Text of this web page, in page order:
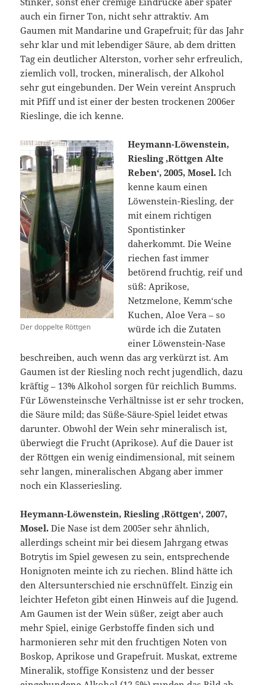
auch ein firner Ton, nicht sehr attraktiv. Am
Gaumen mit Mandarine und Grapefruit; für das Jahr
sehr klar und mit lebendiger Säure, ab dem dritten
Tag ein deutlicher Alterston, vorher sehr erfreulich,
ziemlich voll, trocken, mineralisch, der Alkohol
sehr gut eingebunden. Der Wein vereint Anspruch
mit Pfiff und ist einer der besten trockenen 2006er
Rieslinge, die ich kenne.
Der doppelte Röttgen
Heymann-Löwenstein,
Riesling ‚Röttgen Alte
Reben‘, 2005, Mosel. Ich
kenne kaum einen
Löwenstein-Riesling, der
mit einem richtigen
Spontistinker
daherkommt. Die Weine
riechen fast immer
betörend fruchtig, reif und
süß: Aprikose,
Netzmelone, Kemm‘sche
Kuchen, Aloe Vera – so
würde ich die Zutaten
einer Löwenstein-Nase
beschreiben, auch wenn das arg verkürzt ist. Am
Gaumen ist der Riesling noch recht jugendlich, dazu
kräftig – 13% Alkohol sorgen für reichlich Bumms.
Für Löwensteinsche Verhältnisse ist er sehr trocken,
die Säure mild; das Süße-Säure-Spiel leidet etwas
darunter. Obwohl der Wein sehr mineralisch ist,
überwiegt die Frucht (Aprikose). Auf die Dauer ist
der Röttgen ein wenig eindimensional, mit seinem
sehr langen, mineralischen Abgang aber immer
noch ein Klasseriesling.
Heymann-Löwenstein, Riesling ‚Röttgen‘, 2007,
Mosel. Die Nase ist dem 2005er sehr ähnlich,
allerdings scheint mir bei diesem Jahrgang etwas
Botrytis im Spiel gewesen zu sein, entsprechende
Honignoten meinte ich zu riechen. Blind hätte ich
den Altersunterschied nie erschnüffelt. Einzig ein
leichter Hefeton gibt einen Hinweis auf die Jugend.
Am Gaumen ist der Wein süßer, zeigt aber auch
mehr Spiel, einige Gerbstoffe finden sich und
harmonieren sehr mit den fruchtigen Noten von
Boskop, Aprikose und Grapefruit. Muskat, extreme
Mineralik, stoffige Konsistenz und der besser